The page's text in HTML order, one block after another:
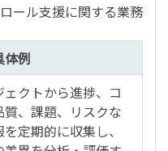
ール支援に関する業務
体例
ェクトから進捗、コ
質、課題、リスクな
定期的に収集し、